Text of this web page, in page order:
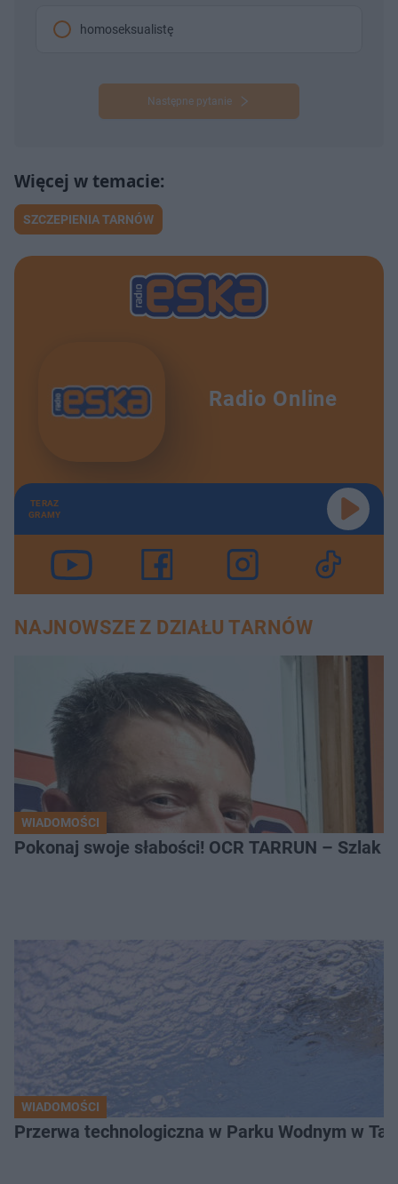
homoseksualistę
Następne pytanie
SZCZEPIENIA TARNÓW
Radio Online
TERAZ
GRAMY
NAJNOWSZE Z DZIAŁU TARNÓW
WIADOMOŚCI
Pokonaj swoje słabości! OCR TARRUN – Szlak
WIADOMOŚCI
Przerwa technologiczna w Parku Wodnym w